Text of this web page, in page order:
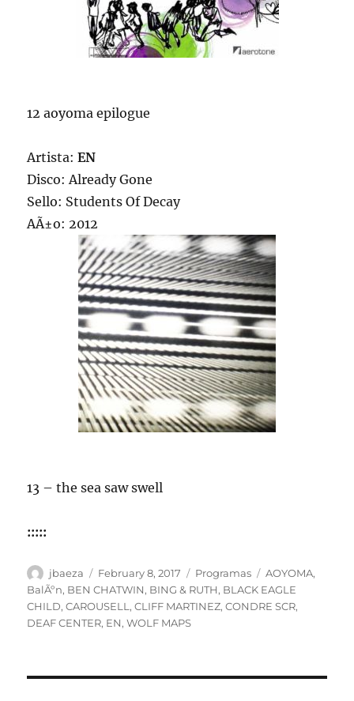
12 aoyoma epilogue
Artista:EN
Disco: Already Gone
Sello: Students Of Decay
AÃ±o: 2012
13 – the sea saw swell
:::::
Author
jbaeza
Posted
on
February 8, 2017 Categories
Programas Tags
AOYOMA,
BalÃºn, BEN CHATWIN, BING & RUTH, BLACK EAGLE
CHILD,CAROUSELL ,CLIFF MARTINEZ,CONDRE SCR,
DEAF CENTER, EN,WOLF MAPS